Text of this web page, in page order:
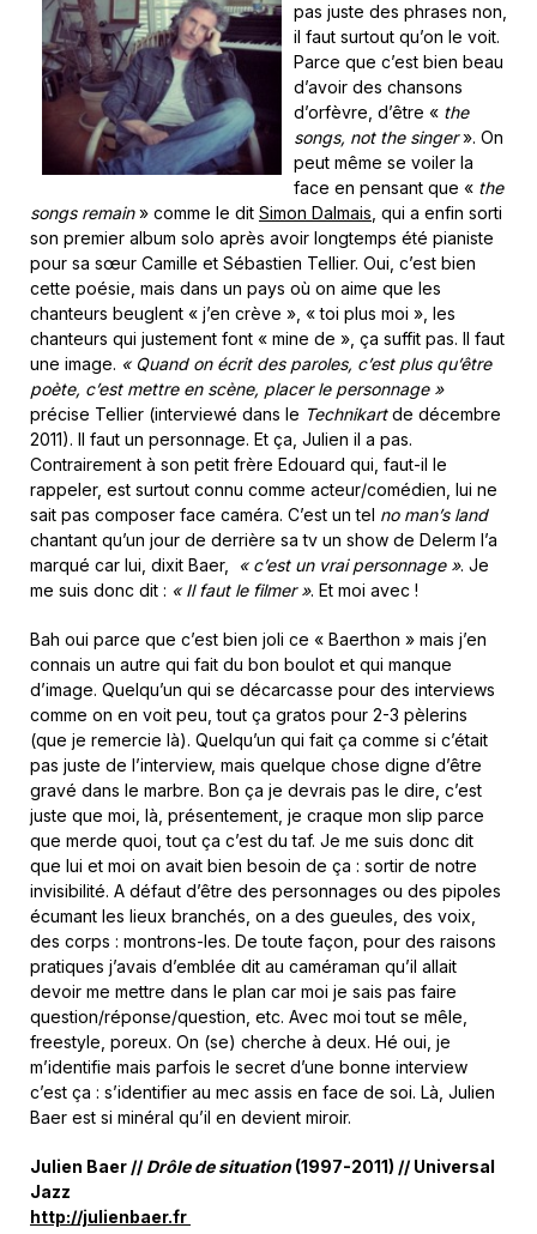
pas juste des phrases non,
il faut surtout qu’on le voit.
Parce que c’est bien beau
d’avoir des chansons
d’orfèvre, d’être « the
songs, not the singer». On
peut même se voiler la
face en pensant que « the
songs remain» comme le dit Simon Dalmais , qui a enfin sorti
son premier album solo après avoir longtemps été pianiste
pour sa sœur Camille et Sébastien Tellier. Oui, c’est bien
cette poésie, mais dans un pays où on aime que les
chanteurs beuglent « j’en crève », « toi plus moi », les
chanteurs qui justement font « mine de », ça suffit pas. Il faut
une image. « Quand on écrit des paroles, c’est plus qu’être
poète, c’est mettre en scène, placer le personnage »
précise Tellier (interviewé dans le Technikartde décembre
2011). Il faut un personnage. Et ça, Julien il a pas.
Contrairement à son petit frère Edouard qui, faut-il le
rappeler, est surtout connu comme acteur/comédien, lui ne
sait pas composer face caméra. C’est un tel no man’s land
chantant qu’un jour de derrière sa tv un show de Delerm l’a
marqué car lui, dixit Baer,
« c’est un vrai personnage ». Je
me suis donc dit : « Il faut le filmer ». Et moi avec !
Bah oui parce que c’est bien joli ce « Baerthon » mais j’en
connais un autre qui fait du bon boulot et qui manque
d’image. Quelqu’un qui se décarcasse pour des interviews
comme on en voit peu, tout ça gratos pour 2-3 pèlerins
(que je remercie là). Quelqu’un qui fait ça comme si c’était
pas juste de l’interview, mais quelque chose digne d’être
gravé dans le marbre. Bon ça je devrais pas le dire, c’est
juste que moi, là, présentement, je craque mon slip parce
que merde quoi, tout ça c’est du taf. Je me suis donc dit
que lui et moi on avait bien besoin de ça : sortir de notre
invisibilité. A défaut d’être des personnages ou des pipoles
écumant les lieux branchés, on a des gueules, des voix,
des corps : montrons-les. De toute façon, pour des raisons
pratiques j’avais d’emblée dit au caméraman qu’il allait
devoir me mettre dans le plan car moi je sais pas faire
question/réponse/question, etc. Avec moi tout se mêle,
freestyle, poreux. On (se) cherche à deux. Hé oui, je
m’identifie mais parfois le secret d’une bonne interview
c’est ça : s’identifier au mec assis en face de soi. Là, Julien
Baer est si minéral qu’il en devient miroir.
Julien Baer // Drôle de situation(1997-2011) // Universal
Jazz
http://julienbaer.fr